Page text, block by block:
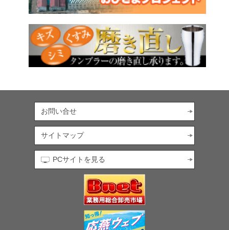
お問い合せ
サイトマップ
PCサイトを見る